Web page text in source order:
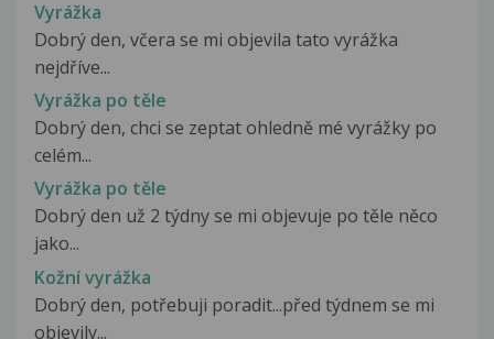
Vyrážka
Dobrý den, včera se mi objevila tato vyrážka
nejdříve...
Vyrážka po těle
Dobrý den, chci se zeptat ohledně mé vyrážky po
celém...
Vyrážka po těle
Dobrý den už 2 týdny se mi objevuje po těle něco
jako...
Kožní vyrážka
Dobrý den, potřebuji poradit...před týdnem se mi
objevily...